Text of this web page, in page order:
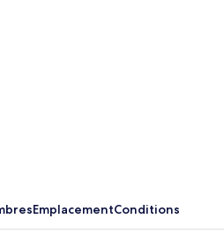
EmplacementConditions